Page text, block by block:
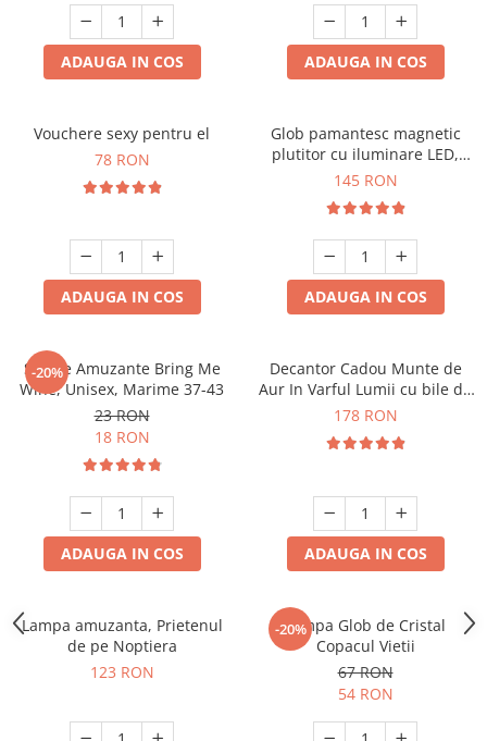
ADAUGA IN COS ADAUGA IN COS
Vouchere sexy pentru el
78 RON
ADAUGA IN COS
Glob pamantesc magnetic
plutitor cu iluminare LED,
Forma C
145 RON
ADAUGA IN COS
-20%
Sosete Amuzante Bring Me
Wine, Unisex, Marime 37-43
23 RON
18 RON
ADAUGA IN COS
Decantor Cadou Munte de
Aur In Varful Lumii cu bile de
curatare
178 RON
ADAUGA IN COS
Lampa amuzanta, Prietenul
de pe Noptiera
123 RON
-20%
Lampa Glob de Cristal
Copacul Vietii
67 RON
54 RON